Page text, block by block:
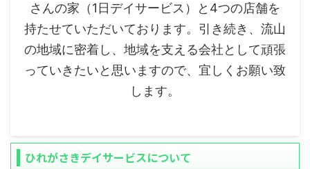
さんの家（1日デイサービス）と4つの店舗を
持たせていただいております。引き続き、流山
の地域に密着し、地域を支える会社として頑張
っていきたいと思いますので、宜しくお願い致
します。
ひれがさきデイサービスについて